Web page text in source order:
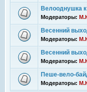
Велооднушка
Модераторы:
Весенний
Модераторы:
Весенний
Модераторы:
Пеше-вело-
Модераторы: